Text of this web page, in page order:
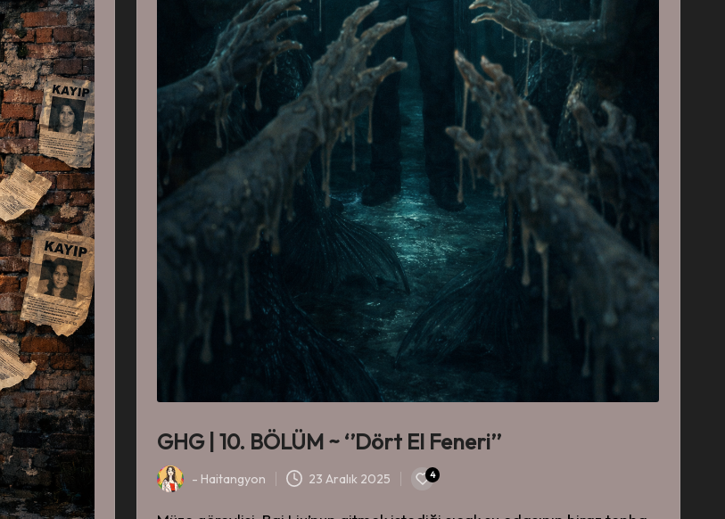
GHG | 10. BÖLÜM ~ ‘’Dört El Feneri’’
-
- Haitangyon 23 Aralık 2025 4